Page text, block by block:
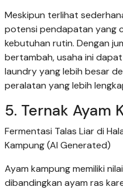
Meskipun terlihat
potensi pendapatan yang
kebutuhan rutin. Dengan
bertambah, usaha ini
laundry yang lebih besar
peralatan yang lebih
5. Ternak Ayam
Fermentasi Talas Liar di
Kampung (AI Generated)
Ayam kampung memiliki
dibandingkan ayam ras